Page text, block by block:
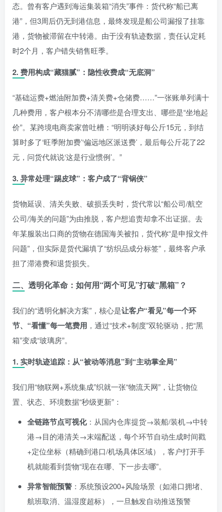
态。曾有客户遇到海运集装箱“消失”事件：货代称“船已离
港”，但3周后仍无到港信息，最终发现是船公司漏报了挂靠
港，货物被滞留在中转港。由于没有轨迹数据，责任认定耗
时2个月，客户错失销售旺季。
2.费用构成“藏猫腻”：隐性收费成“无底洞”
“基础运费+燃油附加费+清关费+仓储费……”一张账单列满十
几种费用，客户根本分不清哪些是合理支出、哪些是“坐地起
价”。某跨境电商卖家曾吐槽：“明明谈好每公斤15元，到结
算时多了‘旺季附加费’‘偏远地区派送费’，最后每公斤花了22
元，问货代就说‘这是行业惯例’。”
3.异常处理“踢皮球”：客户成了“背锅侠”
货物延误、清关失败、破损丢失时，货代常以“船公司/航空
公司/海关的问题”为由推脱，客户想追责却拿不出证据。去
年某服装出口商的货物在德国海关被扣，货代称“是申报文件
问题”，但实际是货代漏填了“纺织品成分标签”，最终客户承
担了滞港费和退货损失。
二、透明化革命：如何用“两个可见”打破“黑箱”？
我们的“透明化解决方案”，核心是让客户“看见”每一个环
节、“看懂”每一笔费用 ，通过“技术+制度”双轮驱动，把“黑
箱”变成“玻璃房”。
1.实时轨迹追踪：从“被动等消息”到“主动掌全局”
我们用“物联网+系统集成”织就一张“物流天网”，让货物位
置、状态、环境数据“秒级更新”：
全链路节点可视化：从国内仓库提货→装船/装机→中转
港→目的港清关→末端配送，每个环节自动生成时间戳
+定位坐标（精确到港口/机场具体区域），客户打开手
机就能看到货物“现在在哪、下一步去哪”。
异常智能预警 ：系统预设200+风险场景（如港口拥堵、
航班取消、温湿度超标），一旦触发自动推送预警